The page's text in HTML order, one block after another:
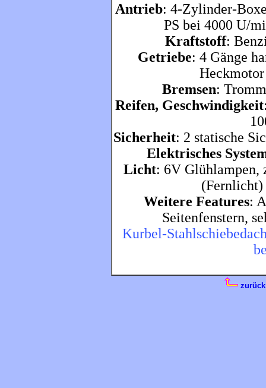
Antrieb: 4-Zylinder-
PS bei 4000 U/
Kraftstoff:
Getriebe: 4 Gänge
Bremsen:
Reifen, Geschwindigkeit
Sicherheit: 2 statische
Elektrisches
Licht: 6V Glühlampen,
(Fernlicht)
Weitere Features:
Seitenfenstern,
Kurbel-
zurück